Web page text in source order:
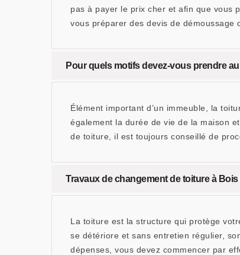
pas à payer le prix cher et afin que vous
vous préparer des devis de démoussage
Pour quels motifs devez-vous prendre
Élément important d’un immeuble, la
également la durée de vie de la maison
de toiture, il est toujours conseillé de
Travaux de changement de toiture à
La toiture est la structure qui protège
se détériore et sans entretien régulier,
dépenses, vous devez commencer par